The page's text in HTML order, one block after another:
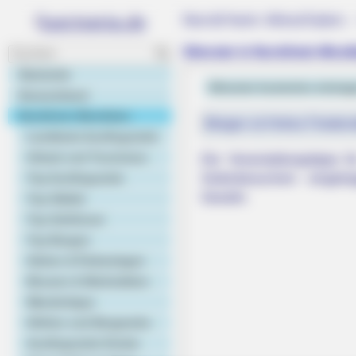
Once Criticized For Her Figure,